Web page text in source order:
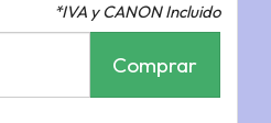
*IVA y CANON Incluido
Comprar